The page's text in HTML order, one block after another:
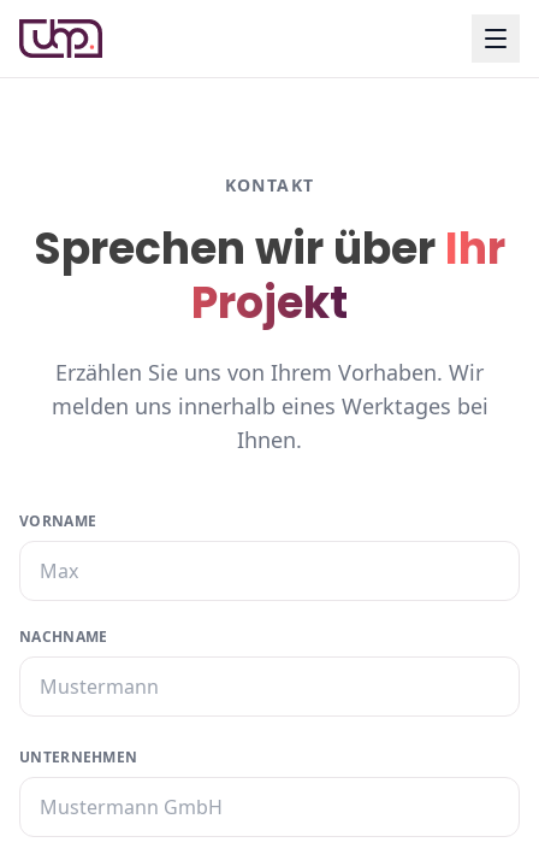
KONTAKT
Sprechen wir überIhr
Projekt
Erzählen Sie uns von Ihrem Vorhaben. Wir
melden uns innerhalb eines Werktages bei
Ihnen.
VORNAME
NACHNAME
UNTERNEHMEN